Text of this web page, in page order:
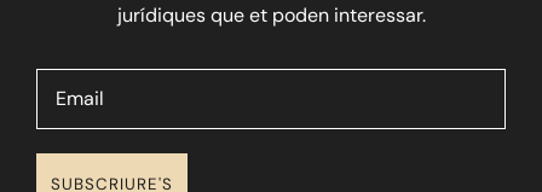
jurídiques que et poden interessar.